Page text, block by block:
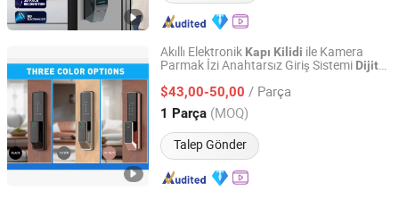
Akıllı Elektronik Kapı Kilidi ile Kamera
Parmak İzi Anahtarsız Giriş Sistemi Dijital
$43,00-50,00 / Parça
1 Parça (MOQ)
Talep Gönder
Zhongshan Fuxianglai Hardware Technology Co.,Ltd.
Guangdong, China Fiyat 2025